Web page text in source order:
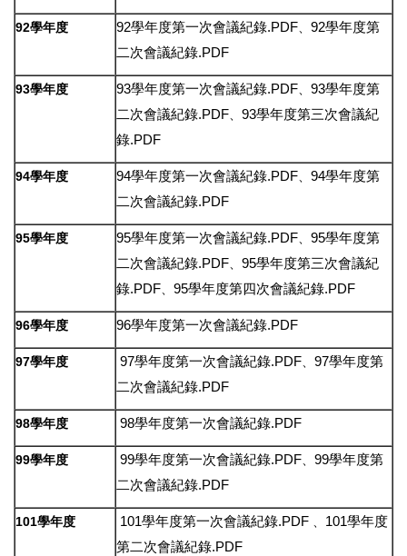
92學年度 92學年度第一次會議紀錄.PDF、 92學年度第
二次會議紀錄.PDF
93學年度 93學年度第一次會議紀錄.PDF、 93學年度第
二次會議紀錄.PDF、 93學年度第三次會議紀
錄.PDF
94學年度 94學年度第一次會議紀錄.PDF、 94學年度第
二次會議紀錄.PDF
95學年度 95學年度第一次會議紀錄.PDF、 95學年度第
二次會議紀錄.PDF、 95學年度第三次會議紀
錄.PDF、 95學年度第四次會議紀錄.PDF
96學年度 96學年度第一次會議紀錄.PDF
97學年度 97學年度第一次會議紀錄.PDF、 97學年度第
二次會議紀錄.PDF
98學年度 98學年度第一次會議紀錄.PDF
99學年度 99學年度第一次會議紀錄.PDF、 99學年度第
二次會議紀錄.PDF
101學年度 101學年度第一次會議紀錄.PDF 、 101學年度
第二次會議紀錄.PDF